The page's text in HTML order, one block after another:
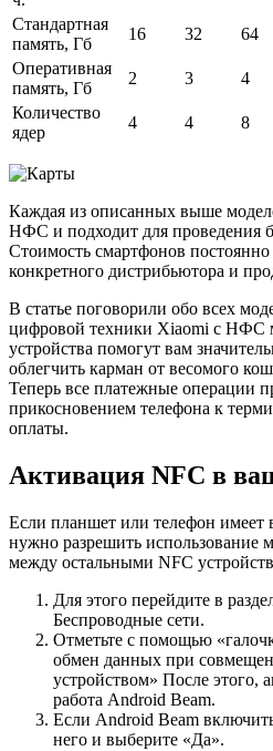
Стандартная
память, Гб
16 32 64
Оперативная
память, Гб
2 3 4
Количество
ядер
4 4 8
Каждая из описанных выше
НФС и подходит для проведения
Стоимость смартфонов постоянно
конкретного дистрибьютора и
В статье поговорили обо всех
цифровой техники Xiaomi с НФС
устройства помогут вам
облегчить карман от весомого
Теперь все платежные операции
прикосновением телефона к
оплаты.
Активация NFC в
Если планшет или телефон имеет
нужно разрешить использование
между остальными NFC
Для этого перейдите в
Беспроводные сети.
Отметьте с помощью
обмен данных при
устройством» После этого,
работа Android Beam.
Если Android Beam
него и выберите «Да».